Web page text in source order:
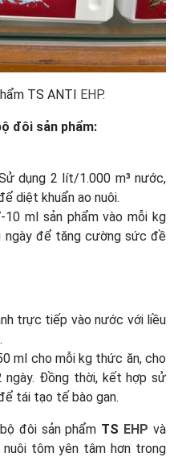
TS ANTI EHP.
đôi sản phẩm:
dụng 2 lít/1.000 m³ nước,
diệt khuẩn ao nuôi.
10 ml sản phẩm vào mỗi kg
ngày để tăng cường sức đề
trực tiếp vào nước với liều
ml cho mỗi kg thức ăn, cho
Đồng thời, kết hợp sử
tái tạo tế bào gan.
đôi sản phẩm TS EHP và
tôm yên tâm hơn trong